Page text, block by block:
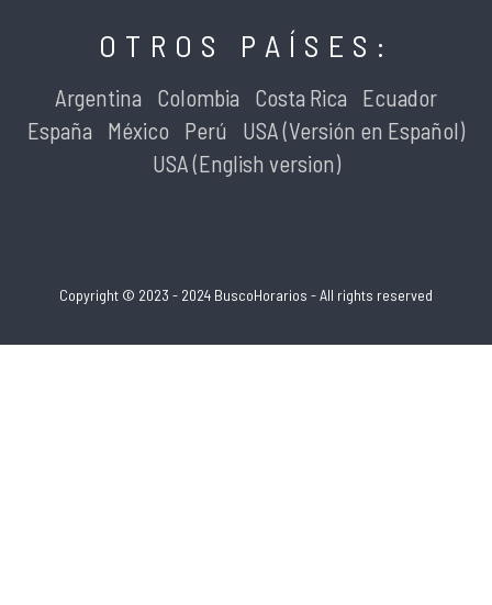
OTROS PAÍSES:
Argentina Colombia Costa Rica
Ecuador
España
México Perú
USA (Versión en Español)
USA (English version)
Copyright © 2023 - 2024 BuscoHorarios - All rights reserved